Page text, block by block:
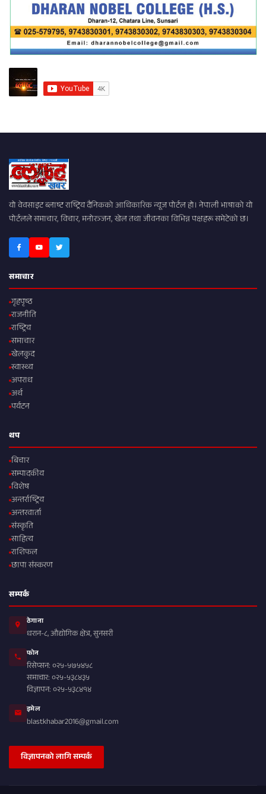
यो वेवसाइट ब्लाष्ट राष्ट्रिय दैनिकको आधिकारिक न्यूज पोर्टल हो। नेपाली भाषाको यो
पोर्टलले समाचार, विचार, मनोरञ्जन, खेल तथा जीवनका विभिन्न पक्षहरू समेटेको छ।
समाचार
गृहपृष्ठ
राजनीति
राष्ट्रिय
समाचार
खेलकुद
स्वास्थ्य
अपराध
अर्थ
पर्यटन
थप
बिचार
सम्पादकीय
विशेष
अन्तर्राष्ट्रिय
अन्तरवार्ता
संस्कृति
साहित्य
राशिफल
छापा संस्करण
सम्पर्क
ठेगाना
धरान-८, औद्योगिक क्षेत्र, सुनसरी
फोन
रिसेप्सन: ०२५-५७५४५८
समाचार: ०२५-५३८४३५
विज्ञापन: ०२५-५३८४१४
इमेल
blastkhabar2016@gmail.com
विज्ञापनको लागि सम्पर्क